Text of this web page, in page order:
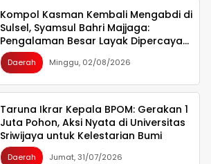
Kompol Kasman Kembali Mengabdi di
Sulsel, Syamsul Bahri Majjaga:
Pengalaman Besar Layak Dipercaya
Memimpin
Daerah Minggu, 02/08/2026
Taruna Ikrar Kepala BPOM: Gerakan 1
Juta Pohon, Aksi Nyata di Universitas
Sriwijaya untuk Kelestarian Bumi
Daerah Jumat, 31/07/2026